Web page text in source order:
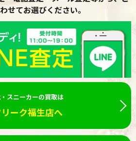
せてお選びください。
スニーカーの買取は
ーク福生店へ